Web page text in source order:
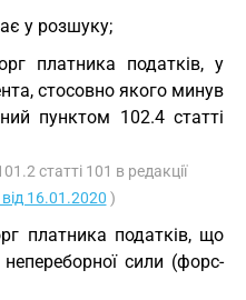
у розшуку;
платника податків, у
стосовно якого минув
пунктом 102.4 статті
статті 101 в редакції
16.01.2020 )
платника податків, що
сили (форс-